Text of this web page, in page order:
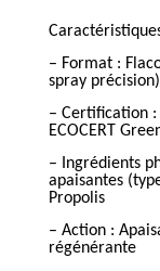
– Format :
spray précision)
– Certification
ECOCERT
– Ingrédients
apaisantes
Propolis
– Action :
régénérante